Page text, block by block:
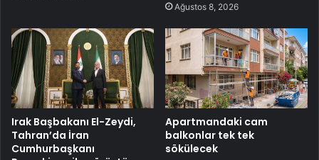
Ağustos 8, 2026
Irak Başbakanı El-Zeydi,
Tahran’da İran
Cumhurbaşkanı
Apartmandaki cam
balkonlar tek tek
sökülecek